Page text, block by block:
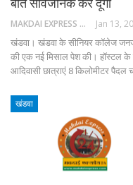
बातें सार्वजनिक कर दूंगी
MAKDAI EXPRESS 24 Jan 13,
खंडवा। खंडवा के सीनियर कॉलेज
की एक नई मिसाल पेश की। हॉस्टल के
आदिवासी छात्राएं 8 किलोमीटर
खंडवा